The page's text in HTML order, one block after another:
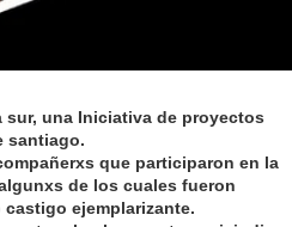
sur, una Iniciativa de proyectos
santiago.
que participaron en la
de los cuales fueron
ejemplarizante.